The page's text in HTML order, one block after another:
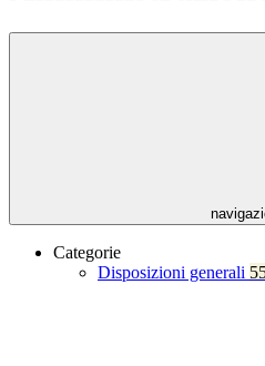
Categorie
Disposizioni generali